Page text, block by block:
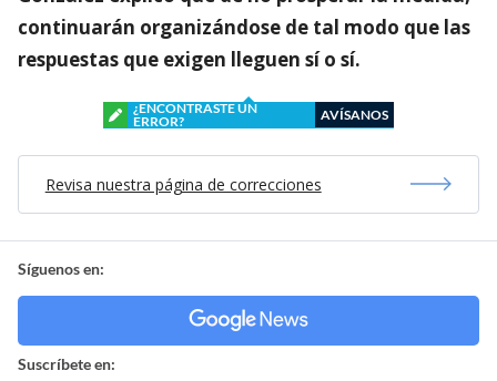
continuarán organizándose de tal modo que las
respuestas que exigen lleguen sí o sí.
¿ENCONTRASTE UN
ERROR?
AVÍSANOS
Revisa nuestra página de correcciones
Síguenos en:
Suscríbete en: